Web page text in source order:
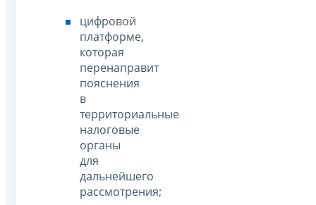
цифровой
платформе,
которая
перенаправит
пояснения
в
территориальные
налоговые
органы
для
дальнейшего
рассмотрения;